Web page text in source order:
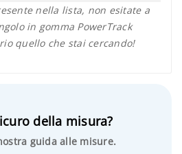
nella lista, non esitate a
in gomma PowerTrack
quello che stai cercando!
della misura?
guida alle misure.